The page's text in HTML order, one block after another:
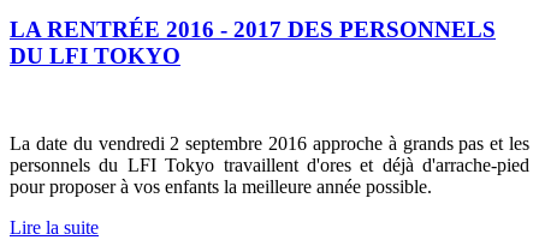
LA RENTRÉE 2016 - 2017 DES PERSONNELS
DU LFI TOKYO
La date du vendredi 2 septembre 2016 approche à grands pas et les
personnels du LFI Tokyo travaillent d'ores et déjà d'arrache-pied
pour proposer à vos enfants la meilleure année possible.
Lire la suite